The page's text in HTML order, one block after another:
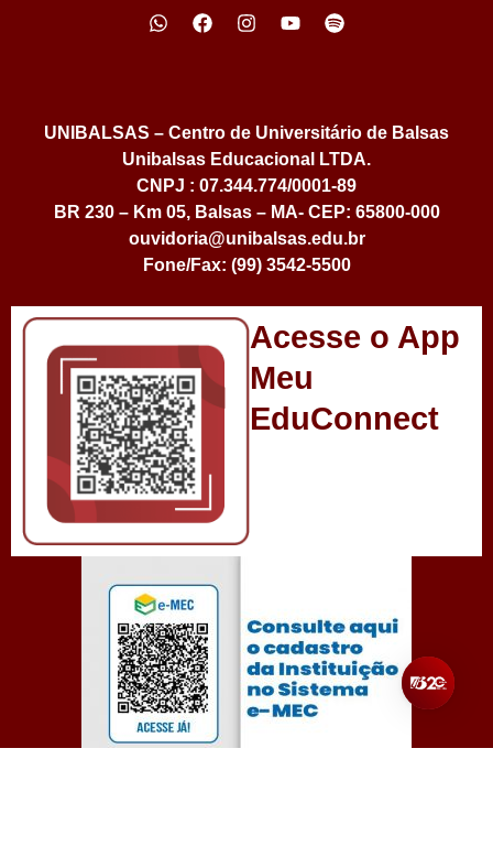
UNIBALSAS – Centro de Universitário de Balsas
Unibalsas Educacional LTDA.
CNPJ : 07.344.774/0001-89
BR 230 – Km 05, Balsas – MA- CEP: 65800-000
ouvidoria@unibalsas.edu.br
Fone/Fax: (99) 3542-5500
Acesse o App
Meu
EduConnect